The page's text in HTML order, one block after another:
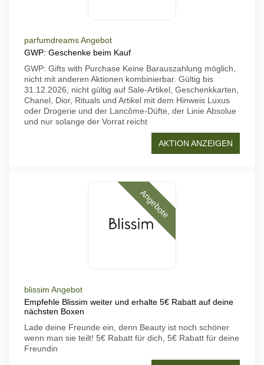
parfumdreams Angebot
GWP: Geschenke beim Kauf
GWP: Gifts with Purchase Keine Barauszahlung möglich,
nicht mit anderen Aktionen kombinierbar. Gültig bis
31.12.2026, nicht gültig auf Sale-Artikel, Geschenkkarten,
Chanel, Dior, Rituals und Artikel mit dem Hinweis Luxus
oder Drogerie und der Lancôme-Düfte, der Linie Absolue
und nur solange der Vorrat reicht
AKTION ANZEIGEN
Angebote
blissim Angebot
Empfehle Blissim weiter und erhalte 5€ Rabatt auf deine
nächsten Boxen
Lade deine Freunde ein, denn Beauty ist noch schöner
wenn man sie teilt! 5€ Rabatt für dich, 5€ Rabatt für deine
Freundin